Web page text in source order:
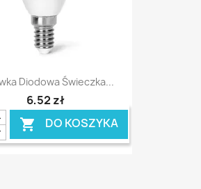
Diodowa Świeczka...
6,52 zł
 DO KOSZYKA